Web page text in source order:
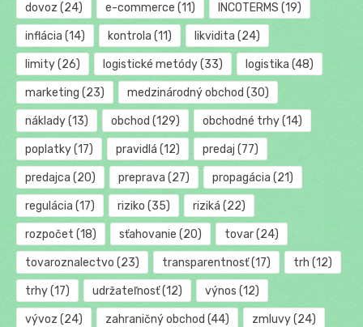
dovoz (24) e-commerce (11) INCOTERMS (19)
inflácia (14) kontrola (11) likvidita (24)
limity(26) logistické metódy(33) logistika (48)
marketing (23) medzinárodný obchod (30)
náklady(13) obchod (129) obchodné trhy(14)
poplatky(17) pravidlá (12) predaj (77)
predajca (20) preprava (27) propagácia (21)
regulácia (17) riziko (35) riziká (22)
rozpočet (18) sťahovanie (20) tovar(24)
tovaroznalectvo (23) transparentnosť(17) trh (12)
trhy(17) udržateľnosť(12) výnos (12)
vývoz (24) zahraničný obchod (44) zmluvy(24)